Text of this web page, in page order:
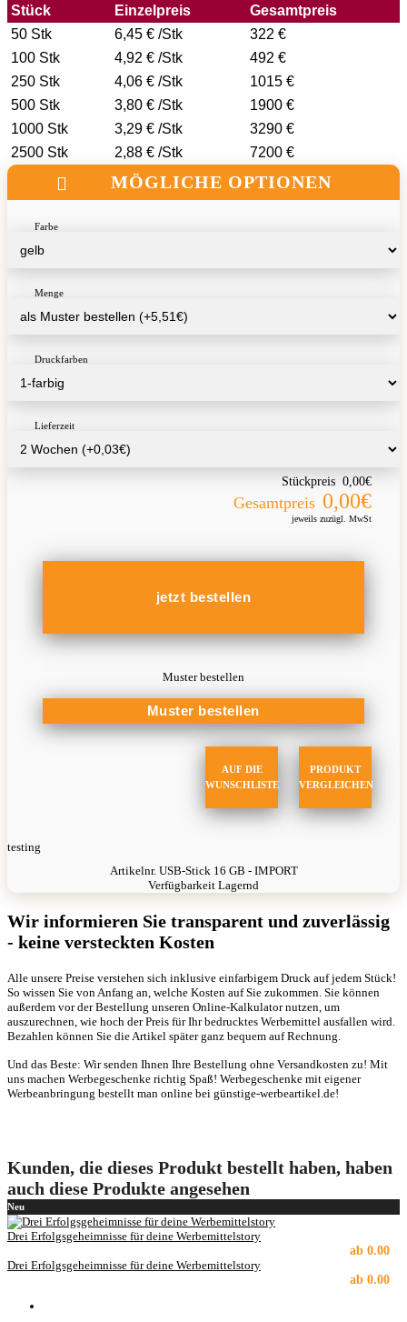
Stück Einzelpreis
Gesamtpreis
50 Stk
6,45 € /Stk
322 €
100 Stk
4,92 € /Stk
492 €
250 Stk
4,06 € /Stk
1015 €
500 Stk
3,80 € /Stk
1900 €
1000 Stk
3,29 € /Stk
3290 €
2500 Stk
2,88 € /Stk 7200 €
MÖGLICHE OPTIONEN
Farbe
Menge
Druckfarben
Lieferzeit
Stückpreis 0,00€
Gesamtpreis 0,00€
jeweils zuzügl. MwSt
Muster bestellen
AUF DIE
WUNSCHLISTE
PRODUKT
VERGLEICHEN
testing
Artikelnr.USB-Stick 16 GB - IMPORT
Verfügbarkeit Lagernd
Wir informieren Sie transparent und zuverlässig
- keine versteckten Kosten
Alle unsere Preise verstehen sich inklusive einfarbigem Druck auf jedem Stück!
So wissen Sie von Anfang an, welche Kosten auf Sie zukommen. Sie können
außerdem vor der Bestellung unseren Online-Kalkulator nutzen, um
auszurechnen, wie hoch der Preis für Ihr bedrucktes Werbemittel ausfallen wird.
Bezahlen können Sie die Artikel später ganz bequem auf Rechnung.
Und das Beste: Wir senden Ihnen Ihre Bestellung ohne Versandkosten zu! Mit
uns machen Werbegeschenke richtig Spaß! Werbegeschenke mit eigener
Werbeanbringung bestellt man online bei günstige-werbeartikel.de!
Kunden, die dieses Produkt bestellt haben, haben
auch diese Produkte angesehen
Neu
Drei Erfolgsgeheimnisse für deine Werbemittelstory
ab 0.00
Drei Erfolgsgeheimnisse für deine Werbemittelstory
ab 0.00